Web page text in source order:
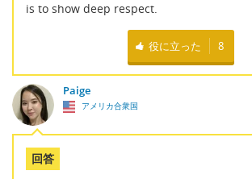
is to show deep respect.
役に立った 8
Paige
アメリカ合衆国
回答